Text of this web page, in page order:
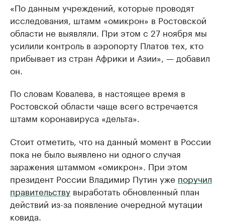
«По данным учреждений, которые проводят
исследования, штамм «омикрон» в Ростовской
области не выявляли. При этом с 27 ноября мы
усилили контроль в аэропорту Платов тех, кто
прибывает из стран Африки и Азии», — добавил
он.
По словам Ковалева, в настоящее время в
Ростовской области чаще всего встречается
штамм коронавируса «дельта».
Стоит отметить, что на данный момент в России
пока не было выявлено ни одного случая
заражения штаммом «омикрон». При этом
президент России Владимир Путин уже поручил
правительству выработать обновленный план
действий из-за появление очередной мутации
ковида.